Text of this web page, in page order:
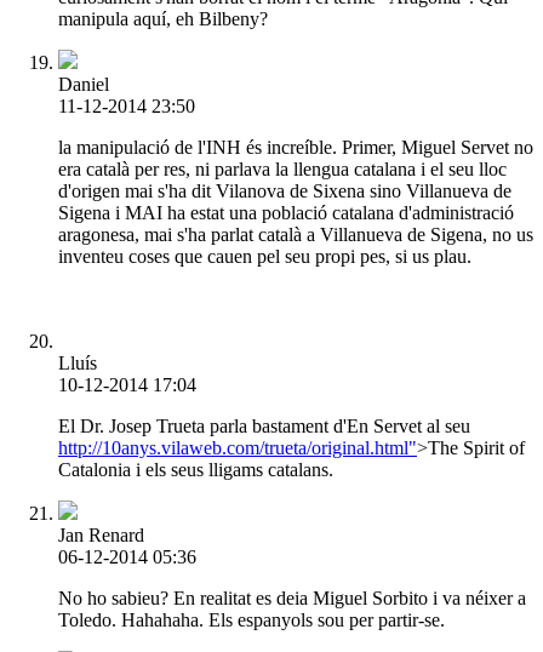
manipula aquí, eh Bilbeny?
Daniel
11-12-2014 23:50
la manipulació de l'INH és increíble. Primer, Miguel Servet no
era català per res, ni parlava la llengua catalana i el seu lloc
d'origen mai s'ha dit Vilanova de Sixena sino Villanueva de
Sigena i MAI ha estat una població catalana d'administració
aragonesa, mai s'ha parlat català a Villanueva de Sigena, no us
inventeu coses que cauen pel seu propi pes, si us plau.
Lluís
10-12-2014 17:04
El Dr. Josep Trueta parla bastament d'En Servet al seu
http://10anys.vilaweb.com/trueta/original.html">The Spirit of
Catalonia i els seus lligams catalans.
Jan Renard
06-12-2014 05:36
No ho sabieu? En realitat es deia Miguel Sorbito i va néixer a
Toledo. Hahahaha. Els espanyols sou per partir-se.